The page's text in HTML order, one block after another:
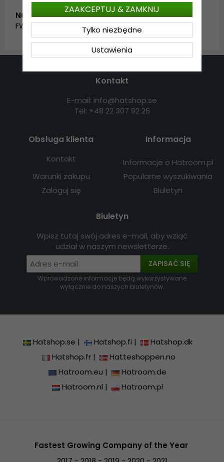
Numer artykułu:
FW_SC-3857-D.BURNTORANGE
Kontakt
E-mail: info@hatshop.se
Tel: +48 22 307 92 26
Obsługa klienta
Kontakt
Warunki zakupu
Zaloguj się
Informacja
Informacje o Hatroom.pl
Popularne wyszukiwania
Biuletyn
Biuletyn
Wpisz tutaj swój adres e-mail, aby wziąć
udział w naszym newsletterze.
ZAPISAĆ SIĘ
Wprowadzone informacje będą wykorzystywane
wyłącznie do naszych biuletynów.
Hatshop.se | Hatshop.fi |
Hatshop.dk
Hatshop.fr|
Hatteshoppen.no
Hatroom.eu |
Hatroom.de
Hatroom.nl | Hatroom.pl
Fastest Growing Company of the Year
Ustawienia
Tylko niezbędne
ZAAKCEPTUJ & ZAMKNIJ